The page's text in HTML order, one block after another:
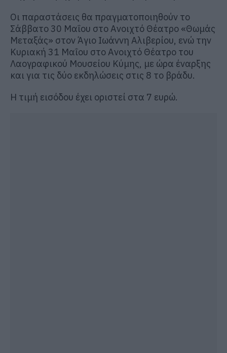
Οι παραστάσεις θα πραγματοποιηθούν το
Σάββατο 30 Μαΐου στο Ανοιχτό Θέατρο «Θωμάς
Μεταξάς» στον Άγιο Ιωάννη Αλιβερίου, ενώ την
Κυριακή 31 Μαΐου στο Ανοιχτό Θέατρο του
Λαογραφικού Μουσείου Κύμης, με ώρα έναρξης
και για τις δύο εκδηλώσεις στις 8 το βράδυ.
Η τιμή εισόδου έχει οριστεί στα 7 ευρώ.